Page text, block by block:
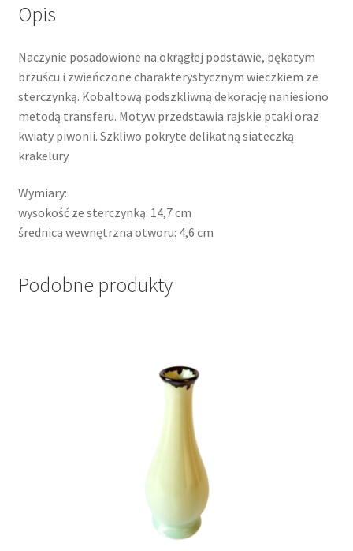
Opis
Naczynie posadowione na okrągłej podstawie, pękatym
brzuścu i zwieńczone charakterystycznym wieczkiem ze
sterczynką. Kobaltową podszkliwną dekorację naniesiono
metodą transferu. Motyw przedstawia rajskie ptaki oraz
kwiaty piwonii. Szkliwo pokryte delikatną siateczką
krakelury.
Wymiary:
wysokość ze sterczynką: 14,7 cm
średnica wewnętrzna otworu: 4,6 cm
Podobne produkty